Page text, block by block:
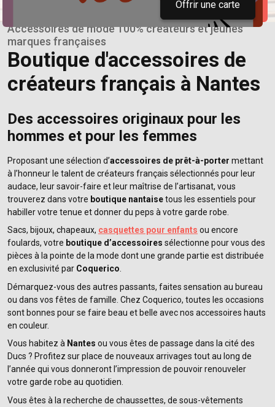
Offrir une carte
Accessoires de mode 100% créateurs et jeunes
marques françaises
Boutique d'accessoires de
créateurs français à Nantes
Des accessoires originaux pour les
hommes et pour les femmes
Proposant une sélection d’accessoires de prêt-à-porter mettant
à l’honneur le talent de créateurs français sélectionnés pour leur
audace, leur savoir-faire et leur maîtrise de l’artisanat, vous
trouverez dans votre boutique nantaisetous les essentiels pour
habiller votre tenue et donner du peps à votre garde robe.
Sacs, bijoux, chapeaux, casquettes pour enfants ou encore
foulards, votre boutique d’accessoires sélectionne pour vous des
pièces à la pointe de la mode dont une grande partie est distribuée
en exclusivité par Coquerico.
Démarquez-vous des autres passants, faites sensation au bureau
ou dans vos fêtes de famille. Chez Coquerico, toutes les occasions
sont bonnes pour se faire beau et belle avec nos accessoires hauts
en couleur.
Vous habitez à Nantes ou vous êtes de passage dans la cité des
Ducs ? Profitez sur place de nouveaux arrivages tout au long de
l’année qui vous donneront l’impression de pouvoir renouveler
votre garde robe au quotidien.
Vous êtes à la recherche de chaussettes, de sous-vêtements